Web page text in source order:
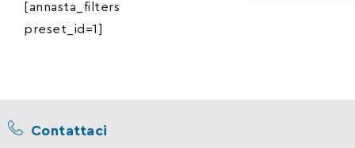
[annasta_filters
preset_id=1]
Contattaci